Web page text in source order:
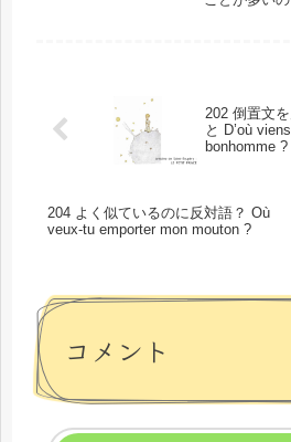
202 倒置文
と D’où
bonhomme ?
204 よく似ているのに反対語？ Où
veux-tu emporter mon mouton ?
コメント